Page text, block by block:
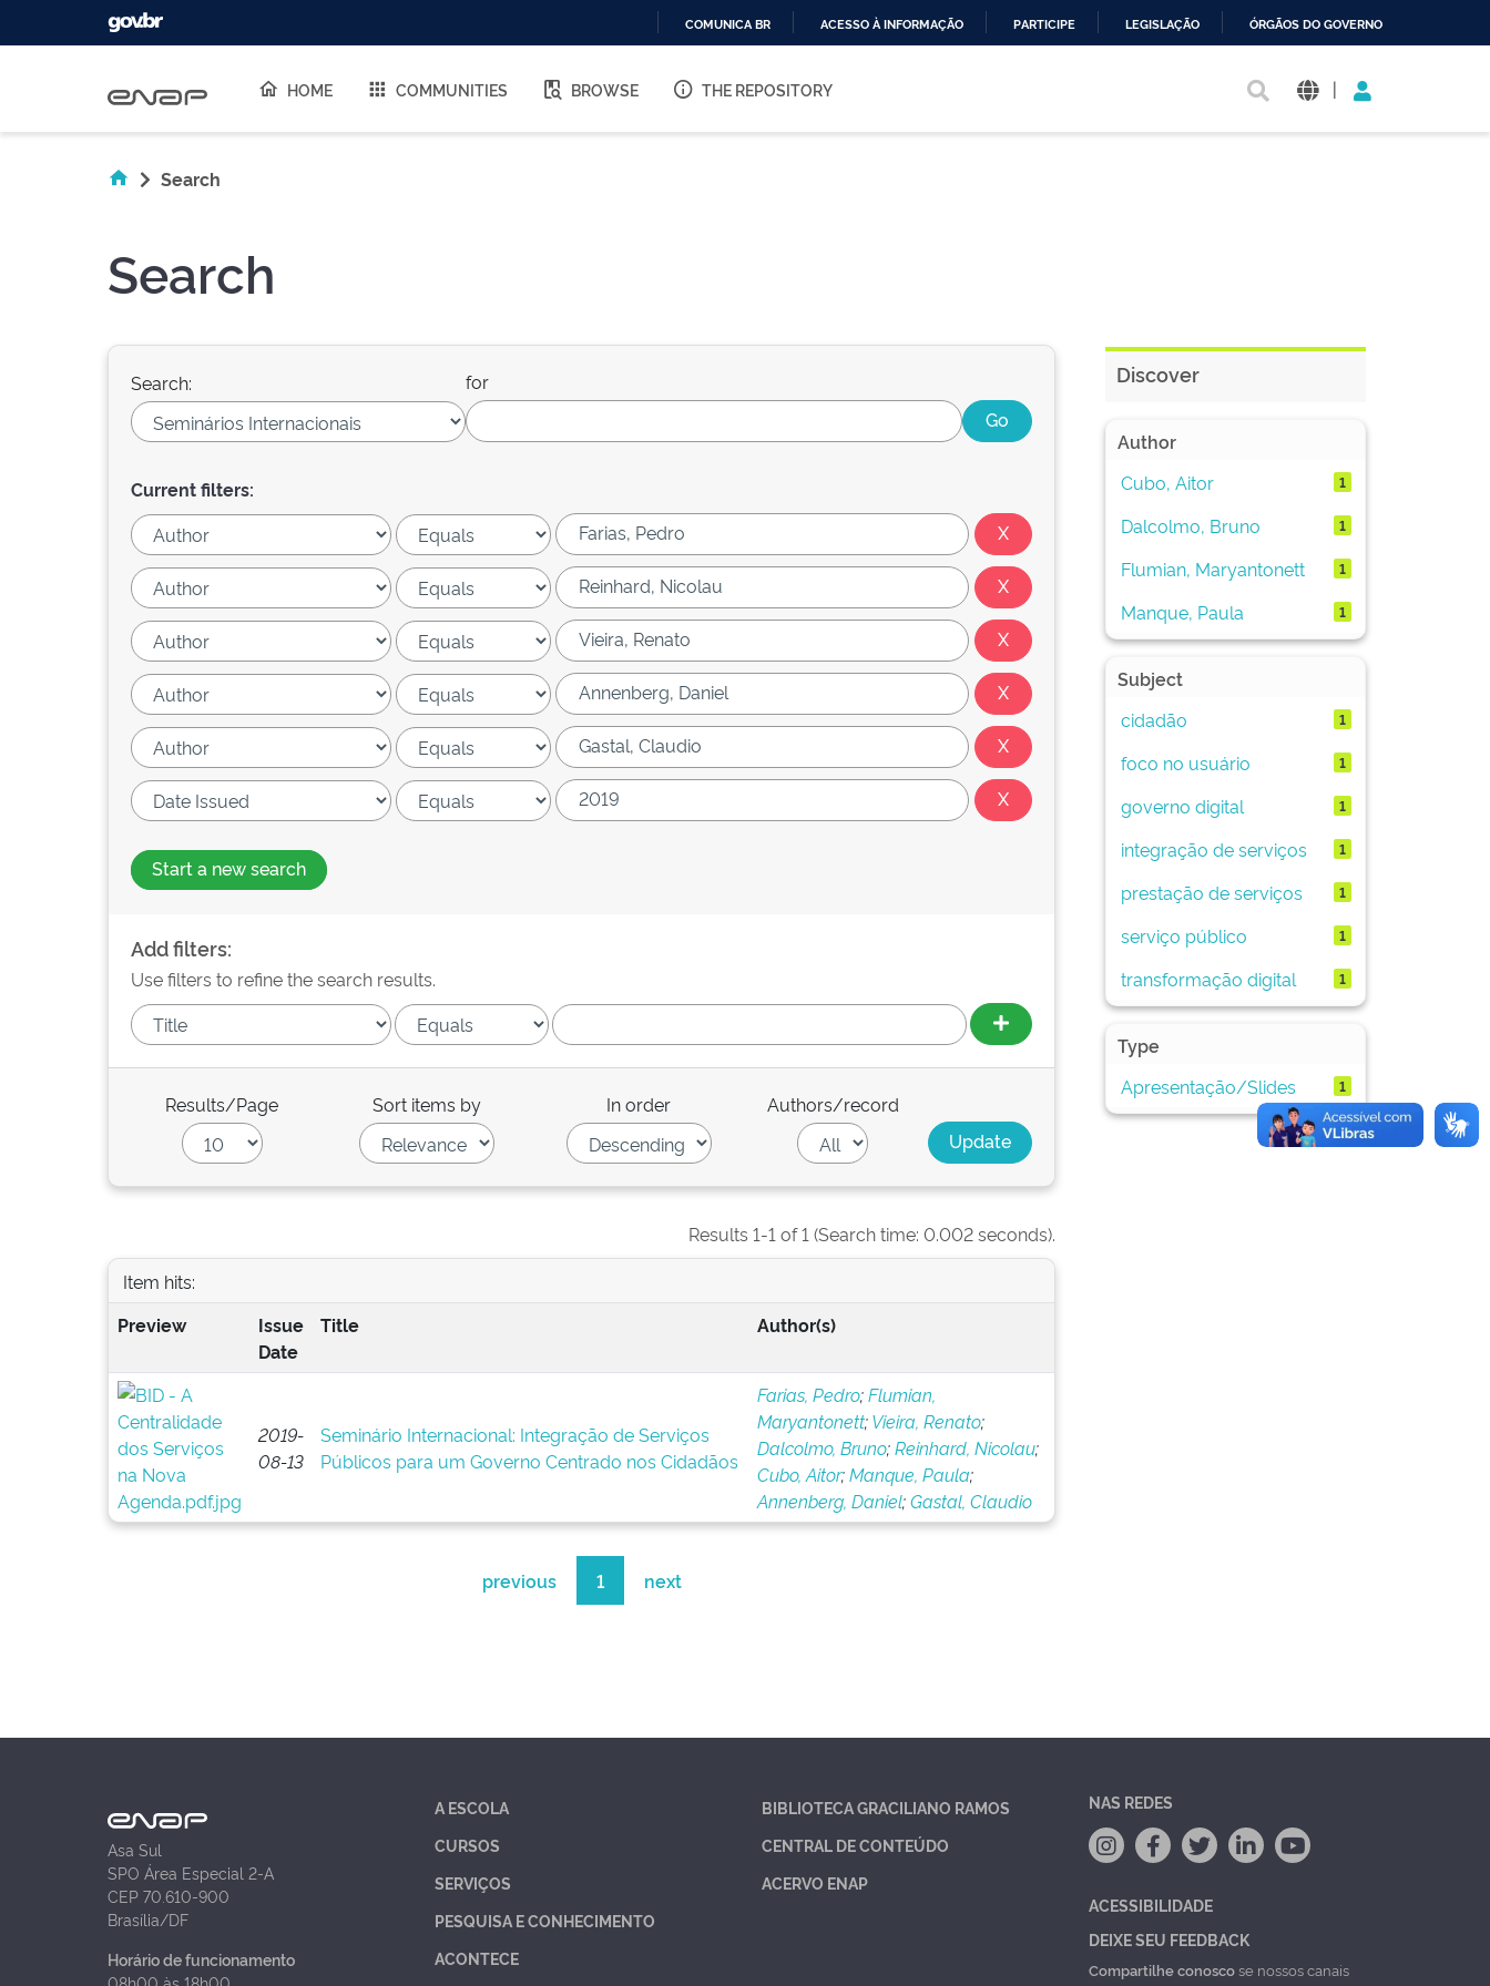
O
COMUNICA BR ACESSO À INFORMAÇÃO PARTICIPE LEGISLAÇÃO ÓRGÃOS DO GOVERNO
HOME COMMUNITIES BROWSE THE REPOSITORY |
Search
Search
Search: for
Current filters:
Start a new search
Add filters:
Use filters to refine the search results.
Results/Page Sort items by In order Authors/record
Results 1-1 of 1 (Search time: 0.002 seconds).
Item hits:
Preview
Issue
Date
Title Author(s)
2019-
08-13
Seminário Internacional: Integração de Serviços
Públicos para um Governo Centrado nos Cidadãos
Farias, Pedro;Flumian,
Maryantonett;Vieira, Renato;
Dalcolmo, Bruno;Reinhard, Nicolau;
Cubo, Aitor;Manque, Paula;
Annenberg, Daniel;Gastal, Claudio
previous 1 next
Discover
Author
Cubo, Aitor
1
Dalcolmo, Bruno 1
Flumian, Maryantonett 1
Manque, Paula 1
Subject
cidadão
1
foco no usuário 1
governo digital 1
integração de serviços 1
prestação de serviços 1
serviço público 1
transformação digital 1
Type
Apresentação/Slides
1
Asa Sul
SPO Área Especial 2-A
CEP 70.610-900
Brasília/DF
Horário de funcionamento
A ESCOLA
CURSOS
SERVIÇOS
PESQUISA E CONHECIMENTO
ACONTECE
BIBLIOTECA GRACILIANO RAMOS
CENTRAL DE CONTEÚDO
ACERVO ENAP
NAS REDES
ACESSIBILIDADE
DEIXE SEU FEEDBACK
Compartilhe conoscose nossos canais